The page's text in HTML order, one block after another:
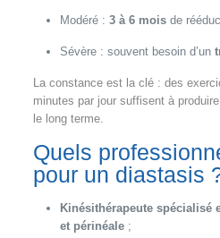
Modéré : 3 à 6 moisde
Sévère : souvent besoin d’un
La constance est la clé : des
minutes par jour suffisent à
le long terme.
Quels
pour un diastasis
Kinésithérapeute spécialisé
et périnéale;